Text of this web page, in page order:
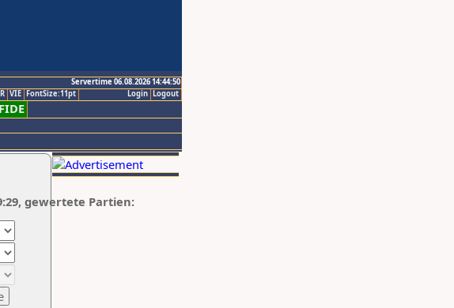
Servertime 06.08.2026 14:44:50
Logout
Login
VIE FontSize:11pt
FIDE
gewertete Partien: